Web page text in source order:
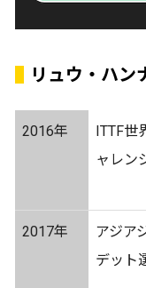
リュウ・ハン
2016年
ITTF世
ャレン
2017年
アジア
デット